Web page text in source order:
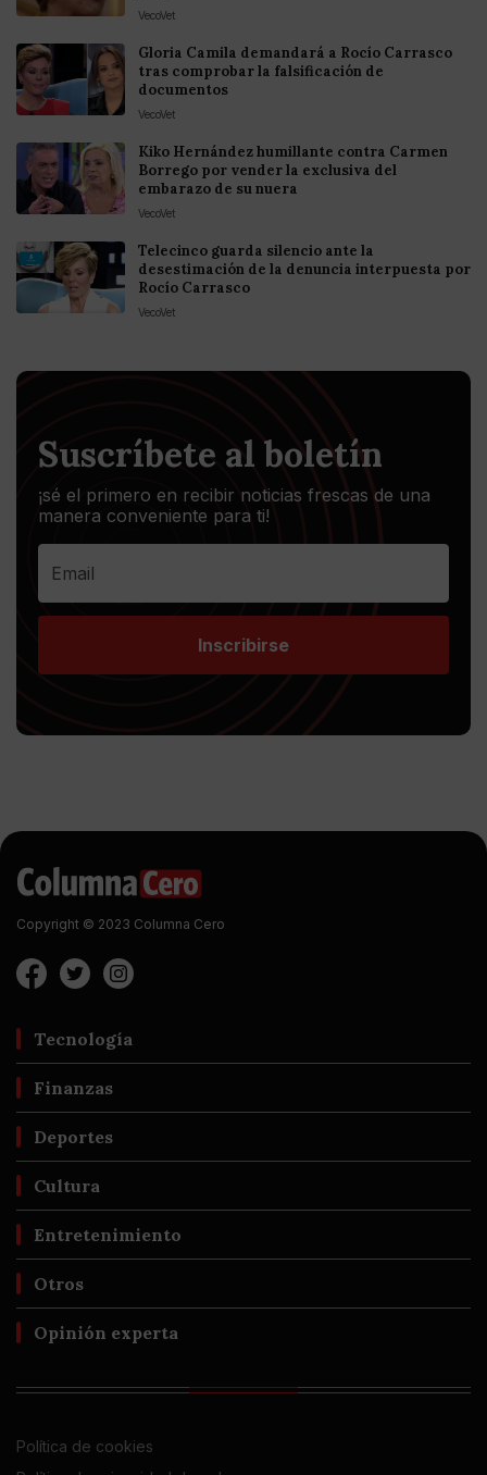
VecoVet
Gloria Camila demandará a Rocío Carrasco
tras comprobar la falsificación de
documentos
VecoVet
Kiko Hernández humillante contra Carmen
Borrego por vender la exclusiva del
embarazo de su nuera
VecoVet
Telecinco guarda silencio ante la
desestimación de la denuncia interpuesta por
Rocío Carrasco
VecoVet
Suscríbete al boletín
¡sé el primero en recibir noticias frescas de una
manera conveniente para ti!
Inscribirse
Copyright © 2023 Columna Cero
Tecnología
Finanzas
Deportes
Cultura
Entretenimiento
Otros
Opinión experta
Política de cookies